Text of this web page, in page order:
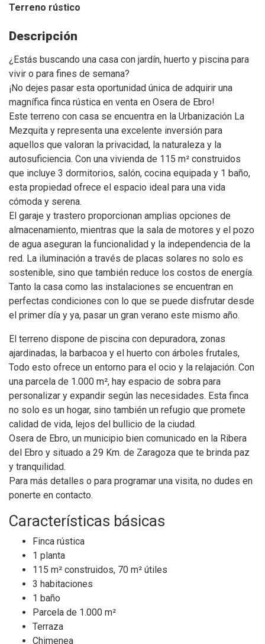
Terreno rústico
Descripción
¿Estás buscando una casa con jardín, huerto y piscina para
vivir o para fines de semana?
¡No dejes pasar esta oportunidad única de adquirir una
magnífica finca rústica en venta en Osera de Ebro!
Este terreno con casa se encuentra en la Urbanización La
Mezquita y representa una excelente inversión para
aquellos que valoran la privacidad, la naturaleza y la
autosuficiencia. Con una vivienda de 115 m² construidos
que incluye 3 dormitorios, salón, cocina equipada y 1 baño,
esta propiedad ofrece el espacio ideal para una vida
cómoda y serena.
El garaje y trastero proporcionan amplias opciones de
almacenamiento, mientras que la sala de motores y el pozo
de agua aseguran la funcionalidad y la independencia de la
red. La iluminación a través de placas solares no solo es
sostenible, sino que también reduce los costos de energía.
Tanto la casa como las instalaciones se encuentran en
perfectas condiciones con lo que se puede disfrutar desde
el primer día y ya, pasar un gran verano este mismo año.
El terreno dispone de piscina con depuradora, zonas
ajardinadas, la barbacoa y el huerto con árboles frutales,
Todo esto ofrece un entorno para el ocio y la relajación. Con
una parcela de 1.000 m², hay espacio de sobra para
personalizar y expandir según las necesidades. Esta finca
no solo es un hogar, sino también un refugio que promete
calidad de vida, lejos del bullicio de la ciudad.
Osera de Ebro, un municipio bien comunicado en la Ribera
del Ebro y situado a 29 Km. de Zaragoza que te brinda paz
y tranquilidad.
Para más detalles o para programar una visita, no dudes en
ponerte en contacto.
Características básicas
Finca rústica
1 planta
115 m² construidos, 70 m² útiles
3 habitaciones
1 baño
Parcela de 1.000 m²
Terraza
Chimenea